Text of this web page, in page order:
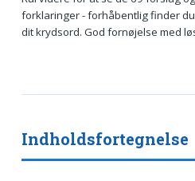
forklaringer - forhåbentlig finder
dit krydsord. God fornøjelse med
Indholdsfortegnelse